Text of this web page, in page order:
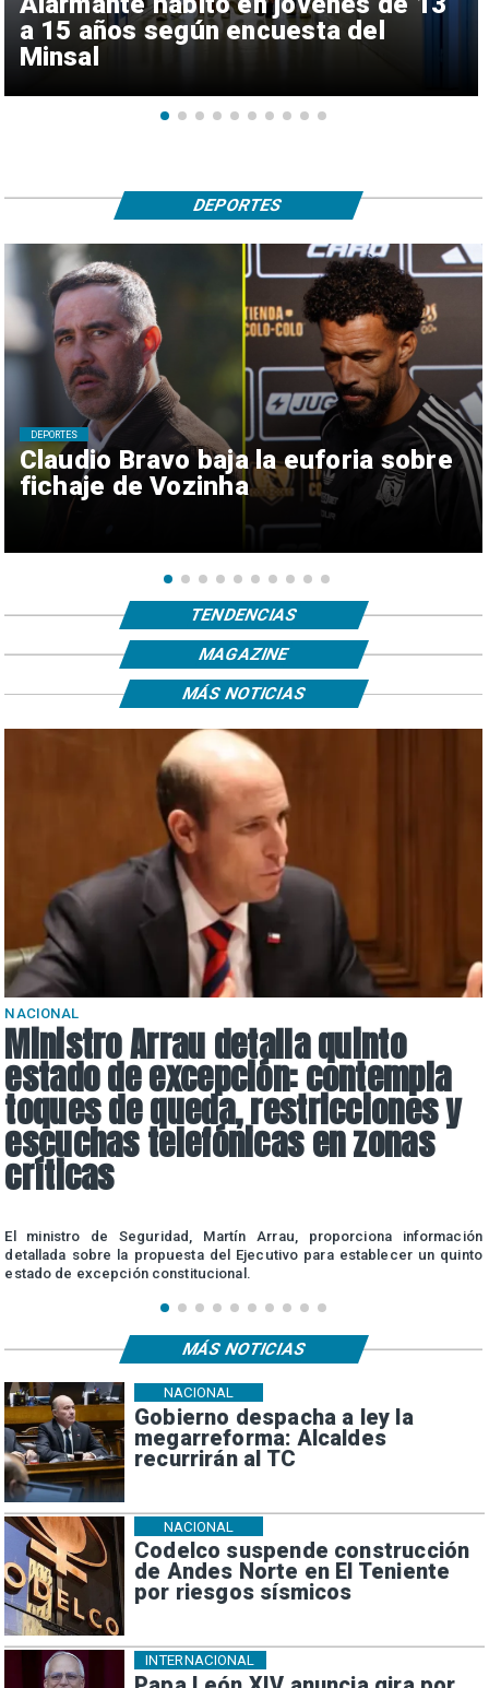
a 15 años según encuesta del
Minsal
Claudio Bravo baja la euforia sobre
fichaje de Vozinha
DEPORTES
DEPORTES
TENDENCIAS
MAGAZINE
NACIONAL
Ministro Arrau detalla quinto
estado de excepción: contempla
toques de queda, restricciones y
escuchas telefónicas en zonas
críticas
El ministro de Seguridad, Martín Arrau, proporciona información
detallada sobre la propuesta del Ejecutivo para establecer un quinto
estado de excepción constitucional.
MÁS NOTICIAS
Gobierno despacha a ley la
megarreforma: Alcaldes
recurrirán al TC
NACIONAL
Codelco suspende construcción
de Andes Norte en El Teniente
por riesgos sísmicos
NACIONAL
INTERNACIONAL
MÁS NOTICIAS